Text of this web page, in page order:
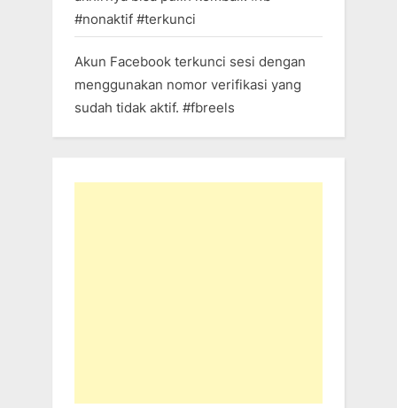
#nonaktif #terkunci
Akun Facebook terkunci sesi dengan
menggunakan nomor verifikasi yang
sudah tidak aktif. #fbreels